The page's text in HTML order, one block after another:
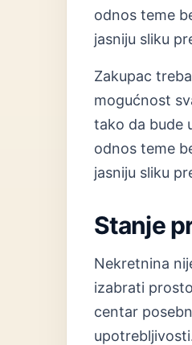
odnos teme
jasniju sliku
Zakupac
mogućnost
tako da bude
odnos teme
jasniju sliku
Stanje
Nekretnina
izabrati
centar